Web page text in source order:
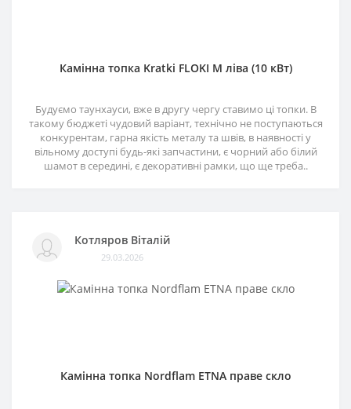
Камінна топка Kratki FLOKI M ліва (10 кВт)
Будуємо таунхауси, вже в другу чергу ставимо ці топки. В
такому бюджеті чудовий варіант, технічно не поступаються
конкурентам, гарна якість металу та швів, в наявності у
вільному доступі будь-які запчастини, є чорний або білий
шамот в середині, є декоративні рамки, що ще треба..
Котляров Віталій
29.03.2026
Камінна топка Nordflam ETNA праве скло